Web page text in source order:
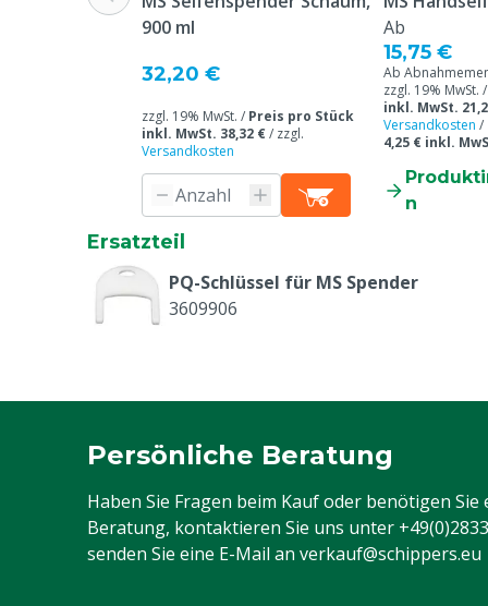
Farbe Weiß
900 ml
32,20 €
zzgl. 19% MwSt. / Preis pro Stück
inkl. MwSt. 38,32 €/ zzgl.
Versandkosten
Ab
15,75 €
Ab
zzgl. 19% MwSt.
inkl. MwSt.
Versandkosten /
4,25 € inkl.
n
Ersatzteil
PQ-Schlüssel für MS Spender
3609906
Persönliche Beratung
Haben Sie Fragen beim Kauf oder benötigen
Beratung, kontaktieren Sie uns unter
senden Sie eine E-Mail an verkauf@schippers.eu